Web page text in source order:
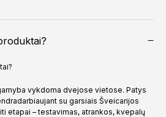
vykdoma dvejose vietose. Patys
su garsiais Šveicarijos
etapai – testavimas, atrankos, kvepalų